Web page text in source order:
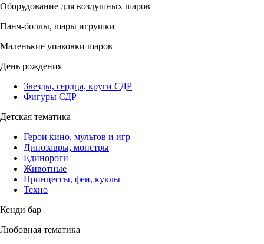
Оборудование для воздушных шаров
Панч-боллы, шары игрушки
Маленькие упаковки шаров
День рождения
Звезды, сердца, круги СДР
Фигуры СДР
Детская тематика
Герои кино, мультов и игр
Динозавры, монстры
Единороги
Животные
Принцессы, феи, куклы
Техно
Кенди бар
Любовная тематика